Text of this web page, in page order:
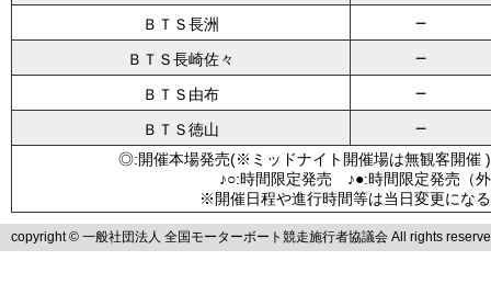
ＢＴＳ長洲 －
ＢＴＳ長崎佐々 －
ＢＴＳ由布 －
ＢＴＳ徳山 －
◎:開催本場発売(※ミッドナイト開催場は無観客
♪○:時間限定発売 ♪●:時間限定発売
※開催日程や進行時間等は当日変更にな
copyright © 一般社団法人 全国モーターボート競走施行者協議会 All rights